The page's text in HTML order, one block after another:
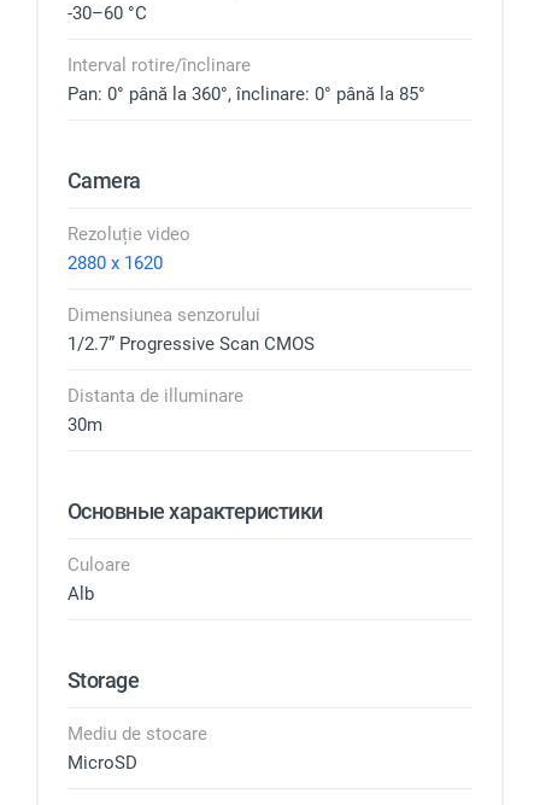
-30–60 °C
Interval rotire/înclinare
Pan: 0° până la 360°, înclinare: 0° până la 85°
Camera
Rezoluție video
2880 x 1620
Dimensiunea senzorului
1/2.7” Progressive Scan CMOS
Distanta de illuminare
30m
Основные характеристики
Culoare
Alb
Storage
Mediu de stocare
MicroSD